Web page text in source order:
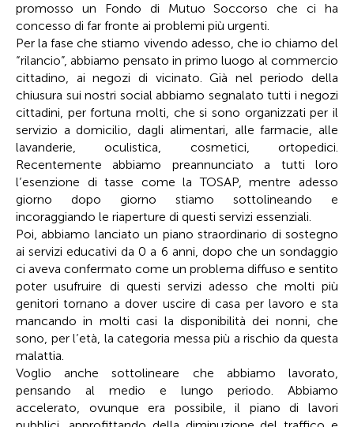
promosso un Fondo di Mutuo Soccorso che ci ha
concesso di far fronte ai problemi più urgenti.
Per la fase che stiamo vivendo adesso, che io chiamo del
“rilancio”, abbiamo pensato in primo luogo al commercio
cittadino, ai negozi di vicinato. Già nel periodo della
chiusura sui nostri social abbiamo segnalato tutti i negozi
cittadini, per fortuna molti, che si sono organizzati per il
servizio a domicilio, dagli alimentari, alle farmacie, alle
lavanderie, oculistica, cosmetici, ortopedici.
Recentemente abbiamo preannunciato a tutti loro
l’esenzione di tasse come la TOSAP, mentre adesso
giorno dopo giorno stiamo sottolineando e
incoraggiando le riaperture di questi servizi essenziali.
Poi, abbiamo lanciato un piano straordinario di sostegno
ai servizi educativi da 0 a 6 anni, dopo che un sondaggio
ci aveva confermato come un problema diffuso e sentito
poter usufruire di questi servizi adesso che molti più
genitori tornano a dover uscire di casa per lavoro e sta
mancando in molti casi la disponibilità dei nonni, che
sono, per l’età, la categoria messa più a rischio da questa
malattia.
Voglio anche sottolineare che abbiamo lavorato,
pensando al medio e lungo periodo. Abbiamo
accelerato, ovunque era possibile, il piano di lavori